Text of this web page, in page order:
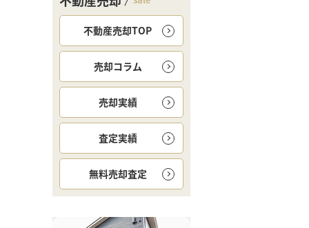
不動産売却TOP
売却コラム
売却実績
査定実績
無料売却査定